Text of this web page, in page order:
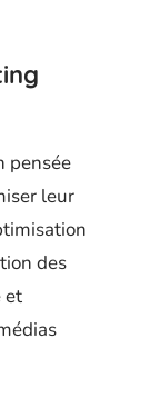
pensée
leur
des
et